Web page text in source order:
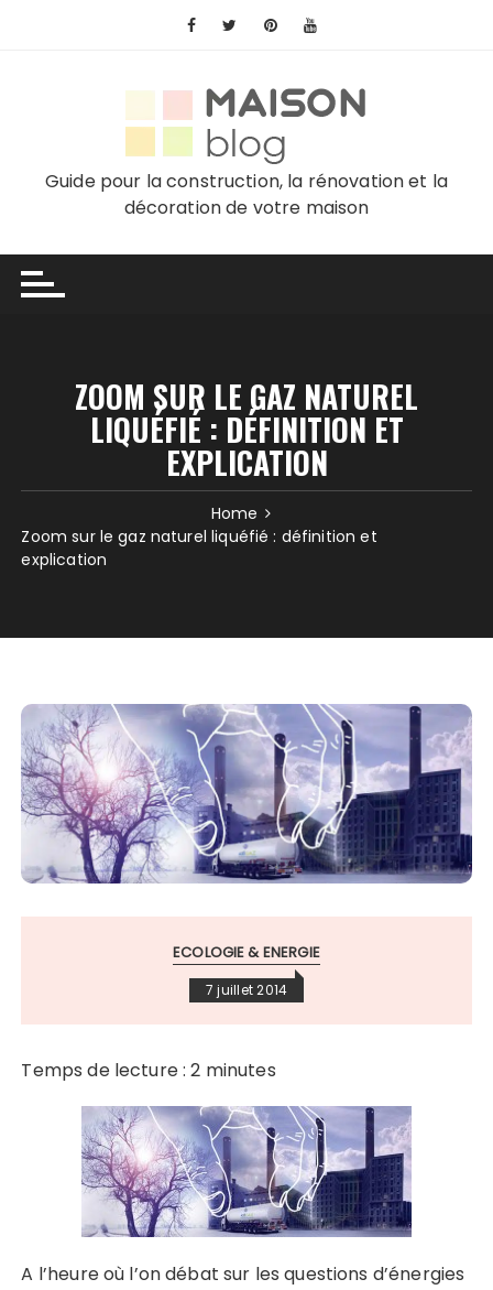
Guide pour la construction, la rénovation et la
décoration de votre maison
ZOOM SUR LE GAZ NATUREL
LIQUÉFIÉ : DÉFINITION ET
EXPLICATION
Home
Zoom sur le gaz naturel liquéfié : définition et
explication
ECOLOGIE & ENERGIE
7 juillet 2014
Temps de lecture :2 minutes
A l’heure où l’on débat sur les questions d’énergies